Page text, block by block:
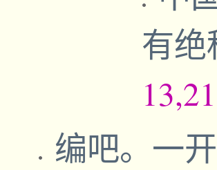
有
编吧。一